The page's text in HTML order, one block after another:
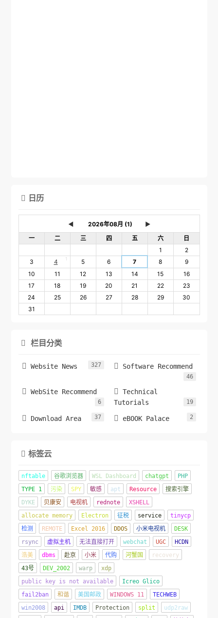
 日历
◄
►
一
二 三 四 五 六
日
1
2
3
4 1 5 6 7 8
9
10
11 12 13 14 15
16
17
18 19 20 21 22
23
24
25 26 27 28 29
30
31
 栏目分类
 Website News 327  Software Recommend
46
 WebSite Recommend
6

Technical
Tutorials
19
 Download Area 37  eBOOK Palace 2
 标签云
nftable 谷歌浏览器 WSL Dashboard chatgpt
PHP
TYPE 1
污染 SPY 敏感 apt Resource
搜索引擎
DYKE
贝康安 电视机 rednote
XSHELL
allocate memory
Electron 征税 service
tinycp
检测
REMOTE Excel 2016 DDOS 小米电视机
DESK
rsync
虚拟主机 无法直接打开 webchat UGC
HCDN
浩美
dbms 赴京 小米 代购 河蟹国
recovery
43号
DEV_2002 warp
xdp
public key is not available
Icreo Glico
fail2ban
和谐 美国邮政 WINDOWS 11
TECHWEB
win2008
api IMDB Protection split
udp2raw